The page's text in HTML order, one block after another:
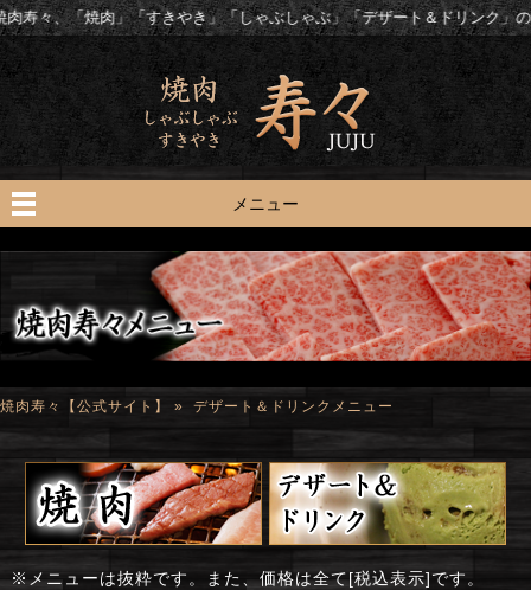
」「すきやき」「しゃぶしゃぶ」「デザート＆ドリンク」のメニュー紹
メニュー
焼肉寿々【公式サイト】 » デザート＆ドリンクメニュー
※メニューは抜粋です。また、価格は全て[税込表示]です。